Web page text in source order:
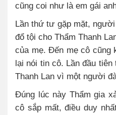
cũng coi như là em gái
Lần thứ tư gặp mặt,
đổ tội cho Thẩm Thanh
của mẹ. Đến mẹ cô cũng
lại nói tin cô. Lần đầu
Thanh Lan vì một người
Đúng lúc này Thẩm gia
cô sắp mất, điều duy